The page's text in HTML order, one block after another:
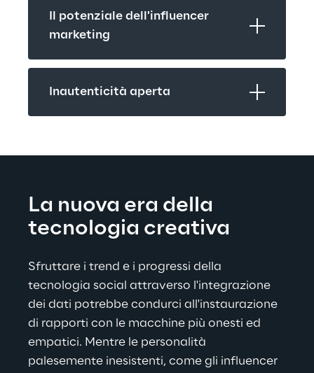
Il potenziale dell'influencer
marketing
Inautenticità aperta
La nuova era della
tecnologia creativa
Sfruttare i trend e i progressi della
tecnologia social attraverso l'integrazione
dei dati potrebbe condurci all'instaurazione
di rapporti con le macchine più onesti ed
empatici. Mentre le personalità
palesemente inesistenti, come gli influencer